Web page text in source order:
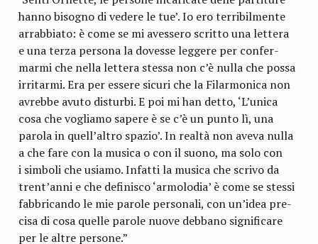
hanno biso­gno di vedere le tue’. Io ero ter­ri­bil­mente
arrab­biato: è come se mi aves­sero scritto una let­tera
e una terza per­sona la dovesse leg­gere per con­fer­
marmi che nella let­tera stessa non c’è nulla che possa
irri­tarmi. Era per essere sicuri che la Filar­mo­nica non
avrebbe avuto disturbi. E poi mi han detto, ‘L’unica
cosa che vogliamo sapere è se c’è un punto lì, una
parola in quell’altro spa­zio’. In realtà non aveva nulla
a che fare con la musica o con il suono, ma solo con
i sim­boli che usiamo. Infatti la musica che scrivo da
trent’anni e che defi­ni­sco ‘armo­lo­dia’ è come se stessi
fab­bri­cando le mie parole per­so­nali, con un’idea pre­
cisa di cosa quelle parole nuove deb­bano signi­fi­care
per le altre persone.”